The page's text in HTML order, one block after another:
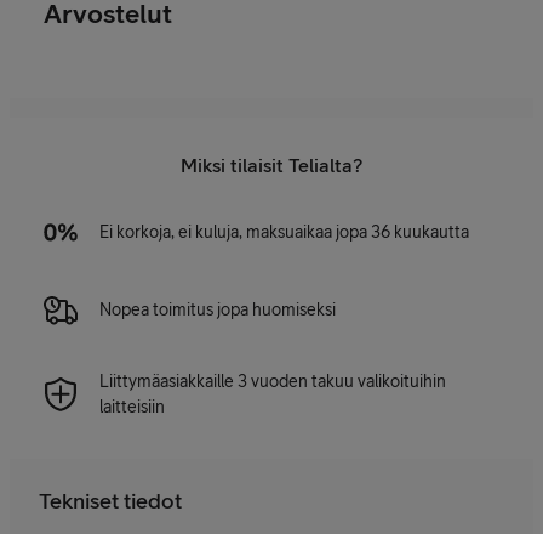
Arvostelut
Miksi tilaisit Telialta?
Ei korkoja, ei kuluja, maksuaikaa jopa 36 kuukautta
Nopea toimitus jopa huomiseksi
Liittymäasiakkaille 3 vuoden takuu valikoituihin
laitteisiin
Tekniset tiedot